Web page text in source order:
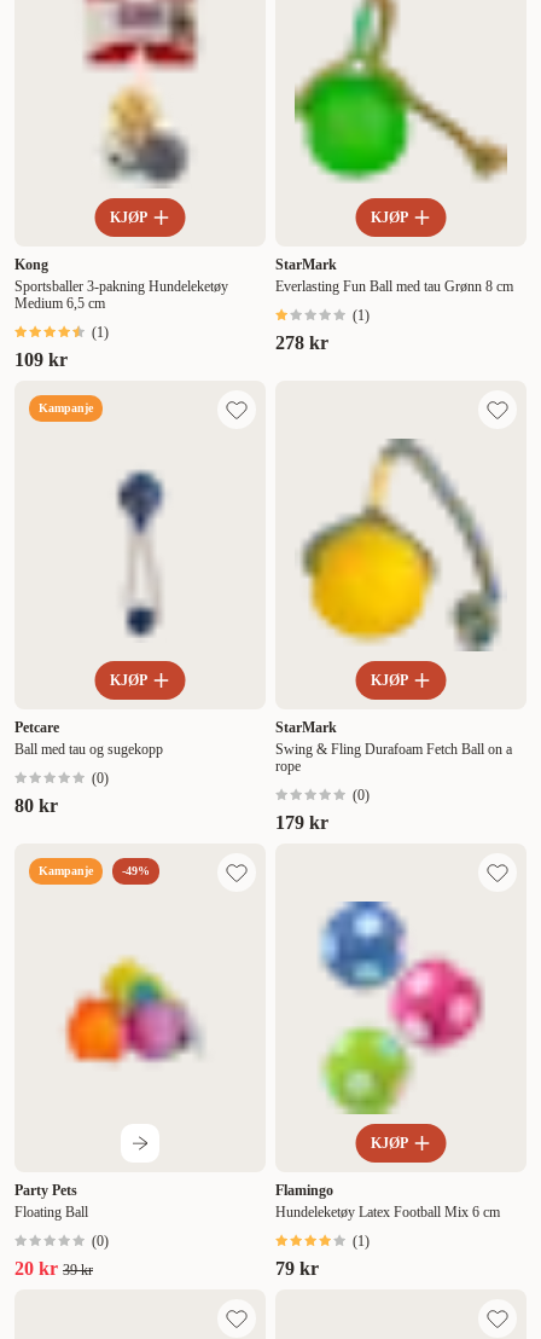
KJØP
Kong
Sportsballer 3-pakning Hundeleketøy
Medium 6,5 cm
(1)
109 kr
KJØP
StarMark
Everlasting Fun Ball med tau Grønn 8 cm
(1)
278 kr
Kampanje
KJØP
Petcare
Ball med tau og sugekopp
(0)
80 kr
KJØP
StarMark
Swing & Fling Durafoam Fetch Ball on a
rope
(0)
179 kr
Kampanje -49%
Party Pets
Floating Ball
(0)
20 kr 39 kr
KJØP
Flamingo
Hundeleketøy Latex Football Mix 6 cm
(1)
79 kr